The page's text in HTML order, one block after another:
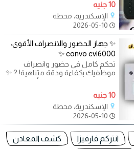
10 جنيه
الإسكندرية، محطة
✨ جهاز الحضور والانصراف الأقوى:
convo cvl6000 ✨
تحكم كامل في حضور وانصراف
موظفيك بكفاءة ودقة متناهية! ? ✨
جهاز الحضور والانصراف الأقوى:
Convo CVL6000 ✨
10 جنيه
الإسكندرية، محطة
انتركم فارفيزا
كشف المعادن